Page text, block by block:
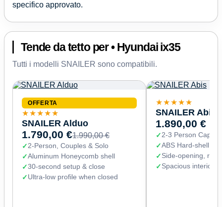
specifico approvato.
Tende da tetto per • Hyundai ix35
Tutti i modelli SNAILER sono compatibili.
OFFERTA
★★★★★
SNAILER Alduo
1.790,00 €1.990,00 €
2-Person, Couples & Solo
Aluminum Honeycomb shell
30-second setup & close
Ultra-low profile when closed
★★★★★
SNAILER Abis
1.890,00 €
2-3 Person
ABS Hard-shell
Side-opening,
Spacious interior